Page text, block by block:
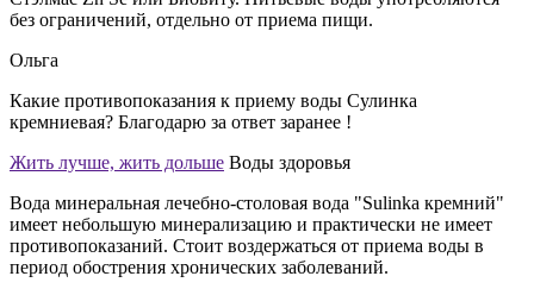
без ограничений, отдельно от приема пищи.
Ольга
Какие противопоказания к приему воды Сулинка
кремниевая? Благодарю за ответ заранее !
Жить лучше, жить дольше Воды здоровья
Вода минеральная лечебно-столовая вода "Sulinka кремний"
имеет небольшую минерализацию и практически не имеет
противопоказаний. Стоит воздержаться от приема воды в
период обострения хронических заболеваний.